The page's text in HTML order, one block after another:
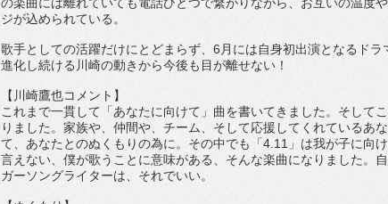
ジが込められている。
歌手としての活躍だけにとどまらず、 6 月には自身初出演となるドラ
進化し続ける川崎の動きから今後も目が離せない！
【川崎鷹也コメント】
これまで一貫して「あなたに向けて」曲を書いてきました。 そして
りました。家族や、 仲間や、チーム、そして応援してくれているあな
て、あなたとのぬくもりの為に。 その中でも「4.11 」は我が子に向け
言えない、 僕が歌うことに意味がある、そんな楽曲になりました。
ガーソングライターは、 それでいい。